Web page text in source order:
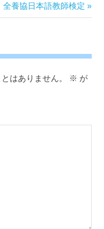
次
の
全養協日本語教師検定
はありません。 ※ が